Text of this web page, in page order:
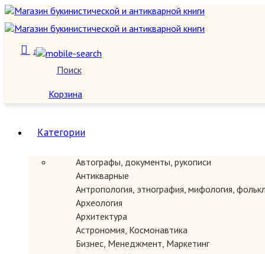
Поиск
1
Корзина
Категории
Автографы, документы, рукописи
Антикварные
Антропология, этнография, мифология,
Археология
Архитектура
Астрономия, Космонавтика
Бизнес, Менеджмент, Маркетинг